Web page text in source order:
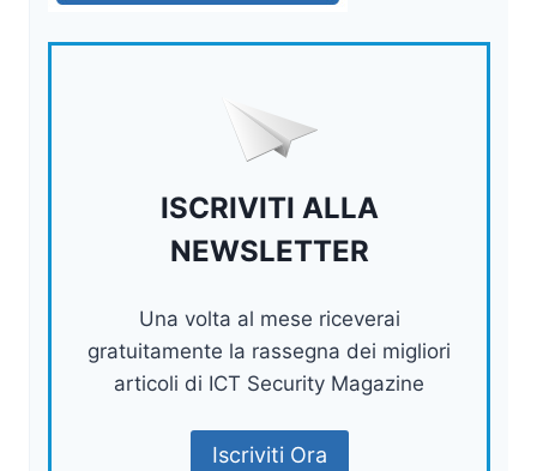
ISCRIVITI ALLA
NEWSLETTER
Una volta al mese riceverai
gratuitamente la rassegna dei migliori
articoli di ICT Security Magazine
Iscriviti Ora